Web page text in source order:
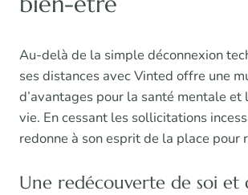
Au-delà de la simple déconnexion
ses distances avec Vinted offre une
d’avantages pour la santé mentale et
vie. En cessant les sollicitations
redonne à son esprit de la place pour
Une redécouverte de soi et